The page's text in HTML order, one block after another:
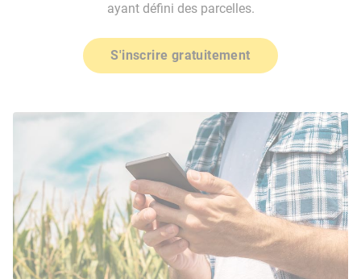
ayant défini des parcelles.
S'inscrire gratuitement